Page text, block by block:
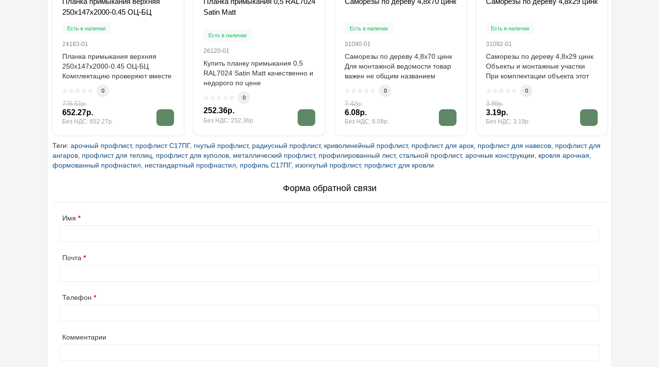
250х147х2000-0.45 ОЦ-БЦ
Есть в наличии
24183-01
Планка примыкания верхняя
250х147х2000-0.45 ОЦ-БЦ
Комплектацию проверяют вместе
0
776.51р.
652.27р.
Без НДС: 652.27р.
Satin Matt
Есть в наличии
26120-01
Купить планку примыкания 0,5
RAL7024 Satin Matt качественно и
недорого по цене
0
252.36р.
Без НДС: 252.36р.
Есть в наличии
31090-01
Саморезы по дереву 4,8х70 цинк
Для монтажной ведомости товар
важен не общим названием
0
7.42р.
6.08р.
Без НДС: 6.08р.
Есть в наличии
31092-01
Саморезы по дереву 4,8х29 цинк
Объекты и монтажные участки
При комплектации объекта этот
0
3.89р.
3.19р.
Без НДС: 3.19р.
Теги: арочный профлист, профлист С17ПГ, гнутый профлист, радиусный профлист, криволинейный профлист, профлист для арок профлист для навесов профлист для
ангаров профлист для теплиц профлист для куполов металлический профлист, профилированный лист, стальной профлист, арочные конструкции кровля арочная
формованный профнастил нестандартный профнастил профиль С17ПГ, изогнутый профлист, профлист для кровли
Форма обратной связи
Имя
Почта
Телефон
Комментарии